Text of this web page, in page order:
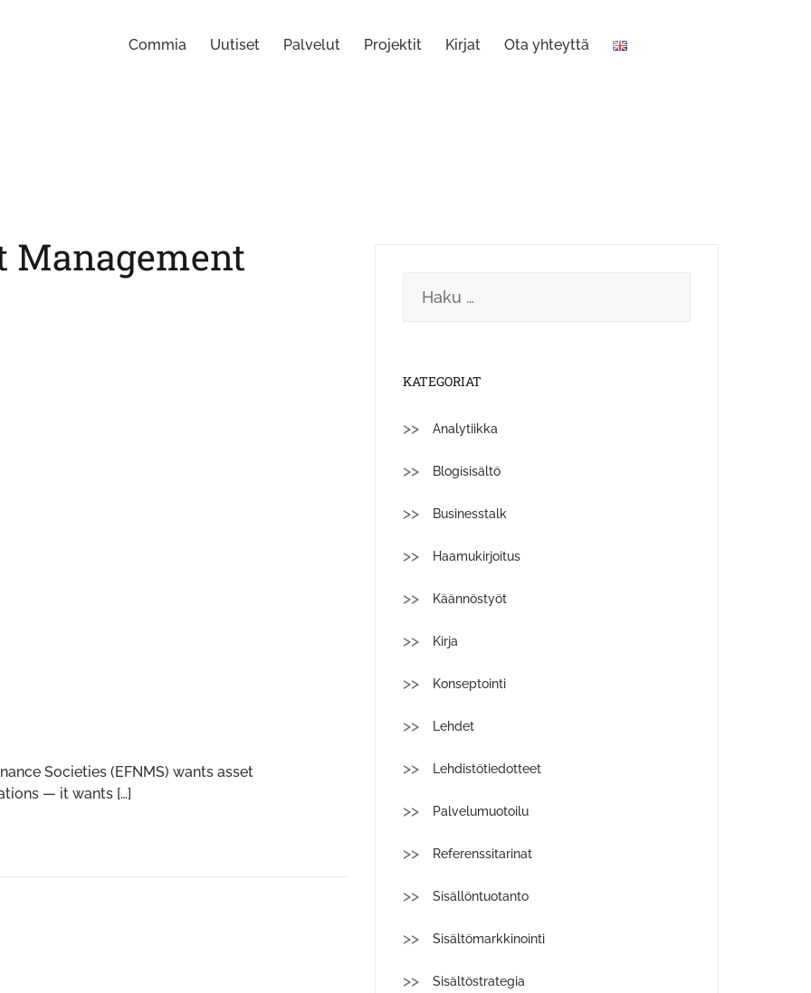
Commia Uutiset Palvelut Projektit Kirjat Ota yhteyttä
Management
Societies (EFNMS) wants asset
— it wants […]
KATEGORIAT
Analytiikka
Blogisisältö
Businesstalk
Haamukirjoitus
Käännöstyöt
Kirja
Konseptointi
Lehdet
Lehdistötiedotteet
Palvelumuotoilu
Referenssitarinat
Sisällöntuotanto
Sisältömarkkinointi
Sisältöstrategia